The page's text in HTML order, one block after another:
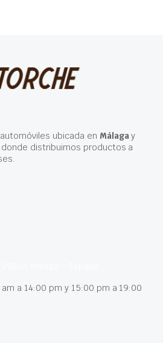
ubicada en Málagay
distribuimos productos a
a 14:00 pm y 15:00 pm a 19:00